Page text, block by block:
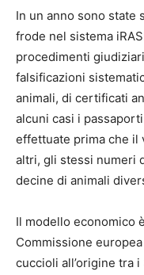
In un anno sono state
frode nel sistema
procedimenti
falsificazioni
animali, di certificati
alcuni casi i
effettuate prima che il
altri, gli stessi numeri
decine di animali
Il modello economico
Commissione
cuccioli all’origine tra